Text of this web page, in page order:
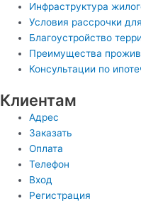
Инфраструктура
Условия рассрочки
Благоустройство
Преимущества
Консультации по
Клиентам
Адрес
Заказать
Оплата
Телефон
Вход
Регистрация